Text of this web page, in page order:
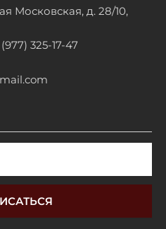
Московская, д. 28/10,
325-17-47